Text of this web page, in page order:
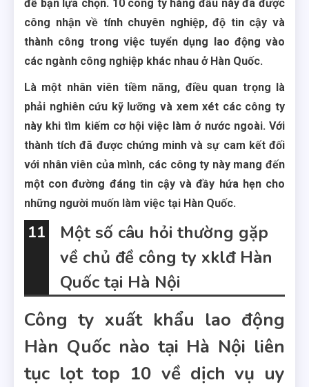
để bạn lựa chọn. 10 công ty hàng đầu này đã được
công nhận về tính chuyên nghiệp, độ tin cậy và
thành công trong việc tuyển dụng lao động vào
các ngành công nghiệp khác nhau ở Hàn Quốc.
Là một nhân viên tiềm năng, điều quan trọng là
phải nghiên cứu kỹ lưỡng và xem xét các công ty
này khi tìm kiếm cơ hội việc làm ở nước ngoài. Với
thành tích đã được chứng minh và sự cam kết đối
với nhân viên của mình, các công ty này mang đến
một con đường đáng tin cậy và đầy hứa hẹn cho
những người muốn làm việc tại Hàn Quốc.
11
Một số câu hỏi thường gặp
về chủ đề công ty xklđ Hàn
Quốc tại Hà Nội
Công ty xuất khẩu lao động
Hàn Quốc nào tại Hà Nội liên
tục lọt top 10 về dịch vụ uy